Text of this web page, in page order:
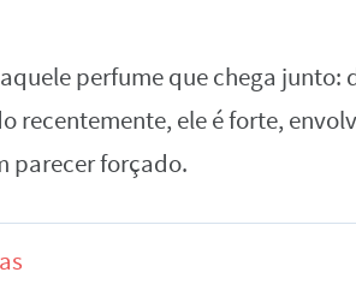
perfume que chega junto:
recentemente, ele é forte,
parecer forçado.